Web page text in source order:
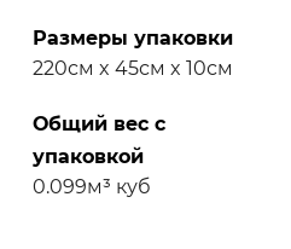
Размеры упаковки
220см x 45см x 10см
Общий вес с
упаковкой
0.099м³ куб